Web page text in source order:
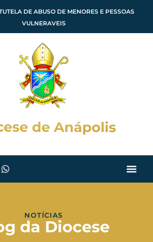
DE ABUSO DE MENORES E PESSOAS
VULNERAVEIS
NOTÍCIAS
da Diocese